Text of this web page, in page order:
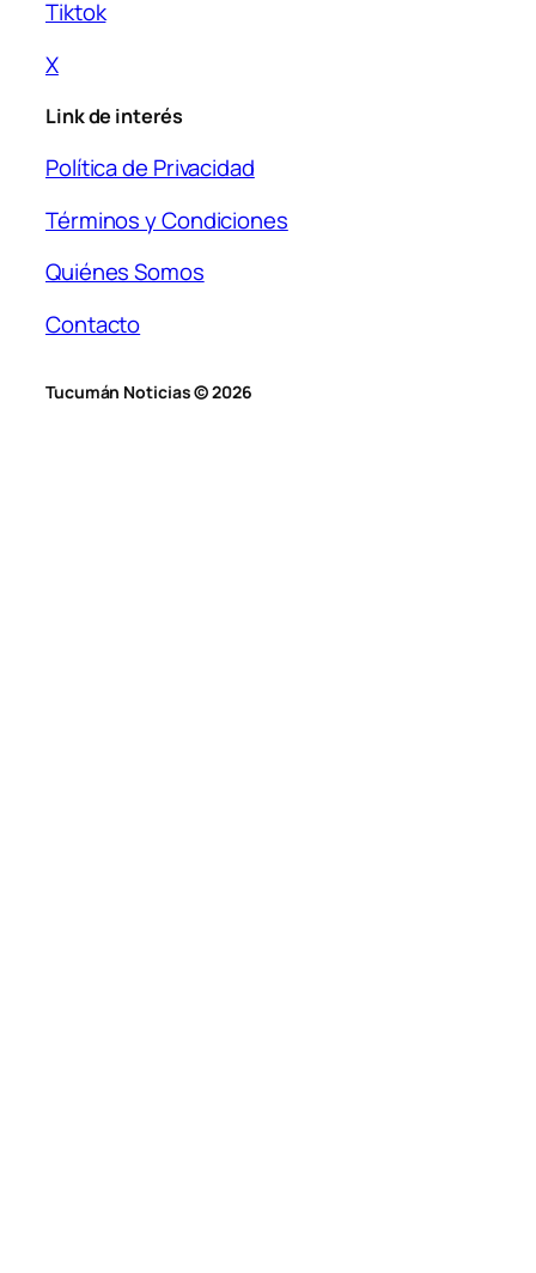
Tiktok
X
Link de interés
Política de Privacidad
Términos y Condiciones
Quiénes Somos
Contacto
Tucumán Noticias © 2026